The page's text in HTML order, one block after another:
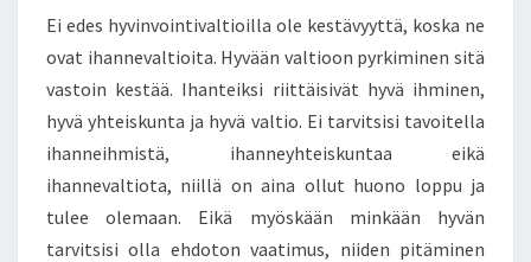
0
1
6
O
T
R
O
A
H
T
A
N
T
S
Ei edes hyvinvointivaltioilla ole kestävyyttä, koska ne
ovat ihannevaltioita. Hyvään valtioon pyrkiminen sitä
vastoin kestää. Ihanteiksi riittäisivät hyvä ihminen,
hyvä yhteiskunta ja hyvä valtio. Ei tarvitsisi tavoitella
ihanneihmistä, ihanneyhteiskuntaa eikä
ihannevaltiota, niillä on aina ollut huono loppu ja
tulee olemaan. Eikä myöskään minkään hyvän
tarvitsisi olla ehdoton vaatimus, niiden pitäminen